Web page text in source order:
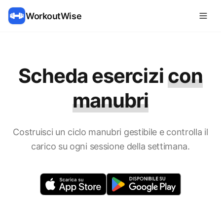
WorkoutWise
Scheda esercizicon
manubri
Costruisci un ciclo manubri gestibile e controlla il
carico su ogni sessione della settimana.